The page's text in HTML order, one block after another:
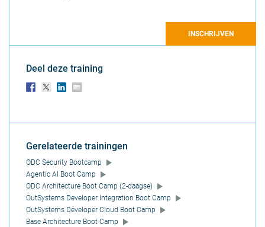
INSCHRIJVEN
Deel deze training
Gerelateerde trainingen
ODC Security Bootcamp
Agentic AI Boot Camp
ODC Architecture Boot Camp (2-daagse)
OutSystems Developer Integration Boot Camp
OutSystems Developer Cloud Boot Camp
Base Architecture Boot Camp